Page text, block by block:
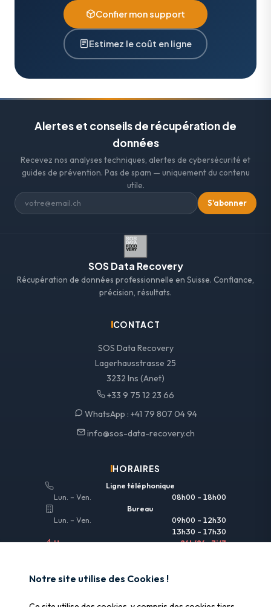
Confier mon support
Estimez le coût en ligne
Alertes et conseils de récupération de
données
Recevez nos analyses techniques, alertes de cybersécurité et
guides de prévention. Pas de spam — uniquement du contenu
utile.
S'abonner
SOS Data Recovery
Récupération de données professionnelle en Suisse. Confiance,
précision, résultats.
CONTACT
SOS Data Recovery
Lagerhausstrasse 25
3232 Ins (Anet)
+33 9 75 12 23 66
WhatsApp : +41 79 807 04 94
info@sos-data-recovery.ch
HORAIRES
Ligne téléphonique
Lun. – Ven.
08h00 – 18h00
Bureau
Lun. – Ven.
09h00 – 12h30
13h30 – 17h30
Urgences
24h/24 • 7j/7
LIENS UTILES
Notre site utilise des Cookies !